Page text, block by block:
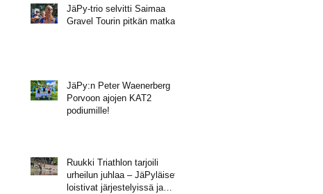
JäPy-trio selvitti Saimaa
Gravel Tourin pitkän matkan
JäPy:n Peter Waenerberg
Porvoon ajojen KAT2
podiumille!
Ruukki Triathlon tarjoili
urheilun juhlaa – JäPyläiset
loistivat järjestelyissä ja